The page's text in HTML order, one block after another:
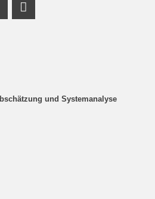
und Systemanalyse
ProfilProfil
RSS-Link